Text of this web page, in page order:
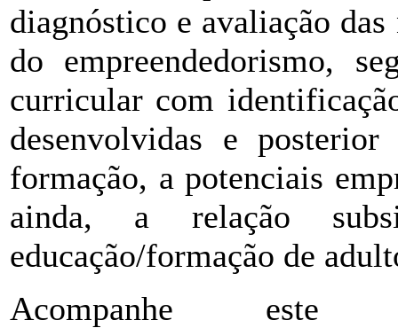
diagnóstico e avaliação das
do empreendedorismo,
curricular com
desenvolvidas e
formação, a potenciais
ainda, a relação
educação/formação de
Acompanhe